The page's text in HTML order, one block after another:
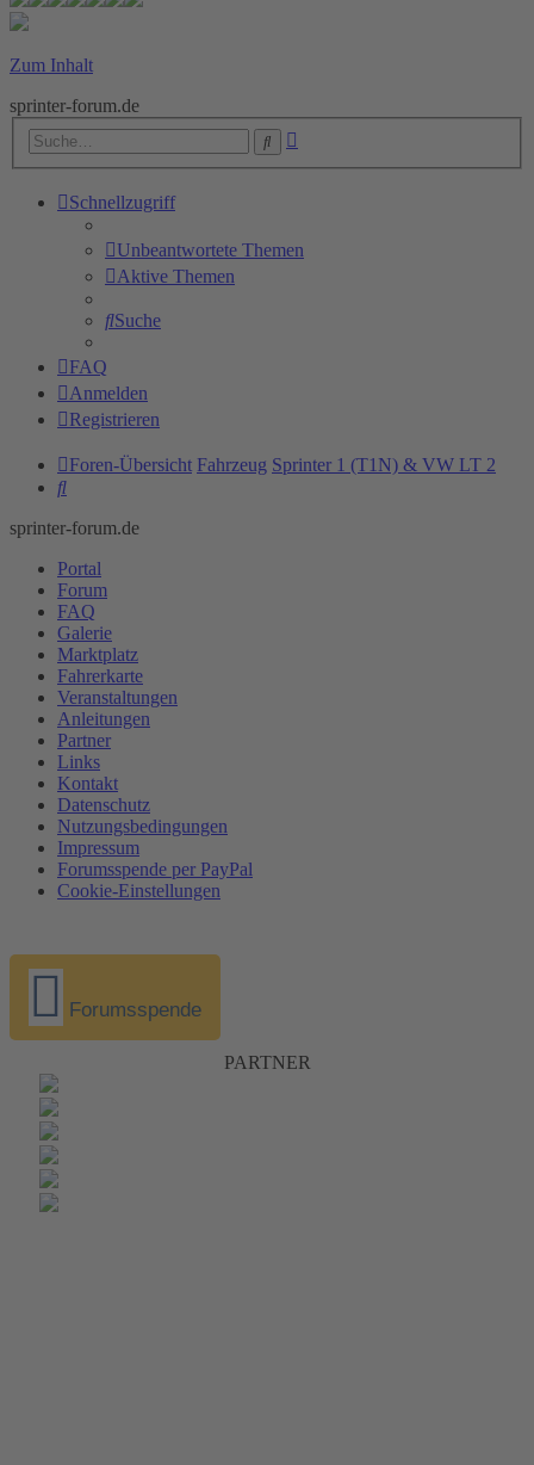
Zum Inhalt
sprinter-forum.de
Suche
Schnellzugriff
Unbeantwortete Themen
Aktive Themen
Suche
FAQ
Anmelden
Registrieren
Foren-Übersicht Fahrzeug Sprinter 1 (T1N) & VW LT 2
Suche
sprinter-forum.de
Portal
Forum
FAQ
Galerie
Marktplatz
Fahrerkarte
Veranstaltungen
Anleitungen
Partner
Links
Kontakt
Datenschutz
Nutzungsbedingungen
Impressum
Forumsspende per PayPal
Cookie-Einstellungen
Forumsspende
PARTNER